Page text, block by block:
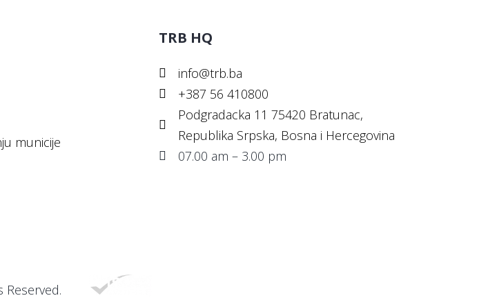
municije
TRB HQ
info@trb.ba
+387 56 410800
Podgradacka 11 75420 Bratunac,
Republika Srpska, Bosna i Hercegovina
07.00 am – 3.00 pm
Reserved.